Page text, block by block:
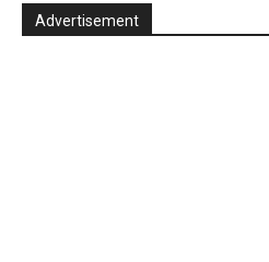
Advertisement